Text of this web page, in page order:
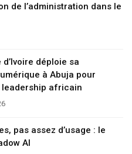
de l’administration dans le
d’Ivoire déploie sa
à Abuja pour
africain
pas assez d’usage : le
AI